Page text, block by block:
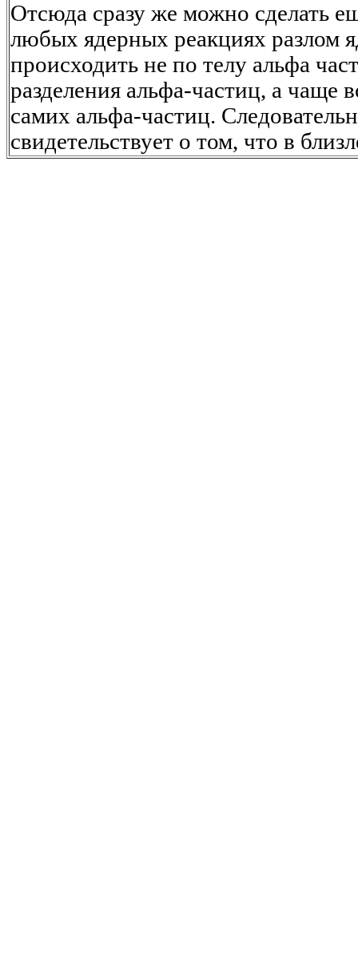
Отсюда сразу же можно сделать
любых ядерных реакциях разлом
происходить не по телу альфа
разделения альфа-частиц, а чаще
самих альфа-частиц.
свидетельствует о том, что в